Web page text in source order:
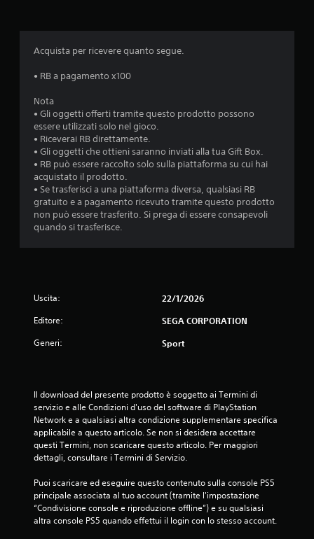
Acquista per ricevere quanto segue.
• RB a pagamento x100
Nota
• Gli oggetti offerti tramite questo prodotto possono
essere utilizzati solo nel gioco.
• Riceverai RB direttamente.
• Gli oggetti che ottieni saranno inviati alla tua Gift Box.
• RB può essere raccolto solo sulla piattaforma su cui hai
acquistato il prodotto.
• Se trasferisci a una piattaforma diversa, qualsiasi RB
gratuito e a pagamento ricevuto tramite questo prodotto
non può essere trasferito. Si prega di essere consapevoli
quando si trasferisce.
Uscita: 22/1/2026
Editore: SEGA CORPORATION
Generi: Sport
Il download del presente prodotto è soggetto ai Termini di
servizio e alle Condizioni d'uso del software di PlayStation
Network e a qualsiasi altra condizione supplementare specifica
applicabile a questo articolo. Se non si desidera accettare
questi Termini, non scaricare questo articolo. Per maggiori
dettagli, consultare i Termini di Servizio.
Puoi scaricare ed eseguire questo contenuto sulla console PS5
principale associata al tuo account (tramite l'impostazione
“Condivisione console e riproduzione offline”) e su qualsiasi
altra console PS5 quando effettui il login con lo stesso account.